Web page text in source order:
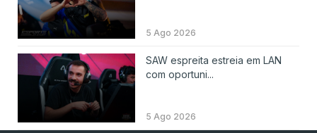
5 Ago 2026
SAW espreita estreia em LAN
com oportuni...
5 Ago 2026